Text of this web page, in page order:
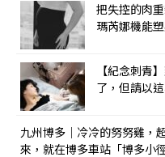
把失控的肉
瑪芮娜機能
【紀念刺青
了，但請以
九州博多｜冷冷的努努雞，
來，就在博多車站「博多小